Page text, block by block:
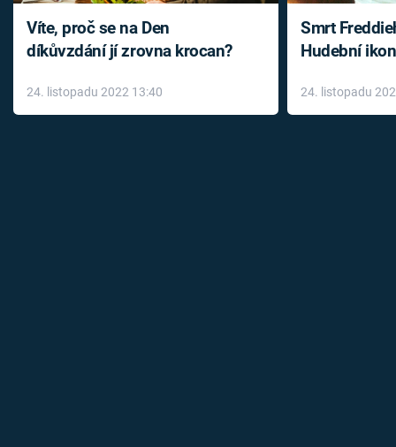
Víte, proč se na Den
díkůvzdání jí zrovna krocan?
24. listopadu 2022 13:40
Smrt
Hudební
léky
24. listopadu